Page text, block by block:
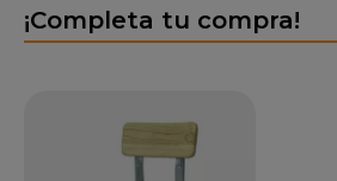
¡Completa tu compra!